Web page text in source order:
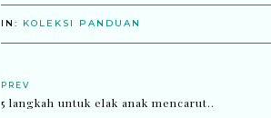
IN: KOLEKSI PANDUAN
PREV
5 langkah untuk elak anak mencarut..